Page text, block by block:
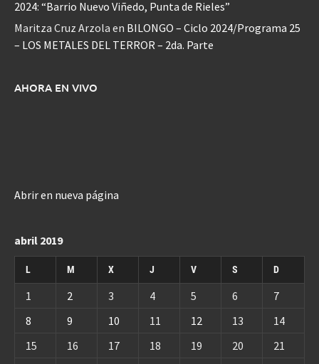
2024: “Barrio Nuevo Viñedo, Punta de Rieles”
Maritza Cruz Arzola en BILONGO – Ciclo 2024/Programa 25
– LOS METALES DEL TERROR – 2da. Parte
AHORA EN VIVO
Abrir en nueva página
abril 2019
L M X J V S D
1 2 3 4 5 6
7
8
9 10 11 12 13
14
15
16 17 18 19 20
21